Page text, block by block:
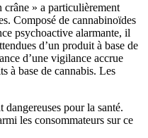
» a particulièrement
Composé de cannabinoïdes
psychoactive alarmante, il
d’un produit à base de
d’une vigilance accrue
à base de cannabis. Les
dangereuses pour la santé.
les consommateurs sur ce